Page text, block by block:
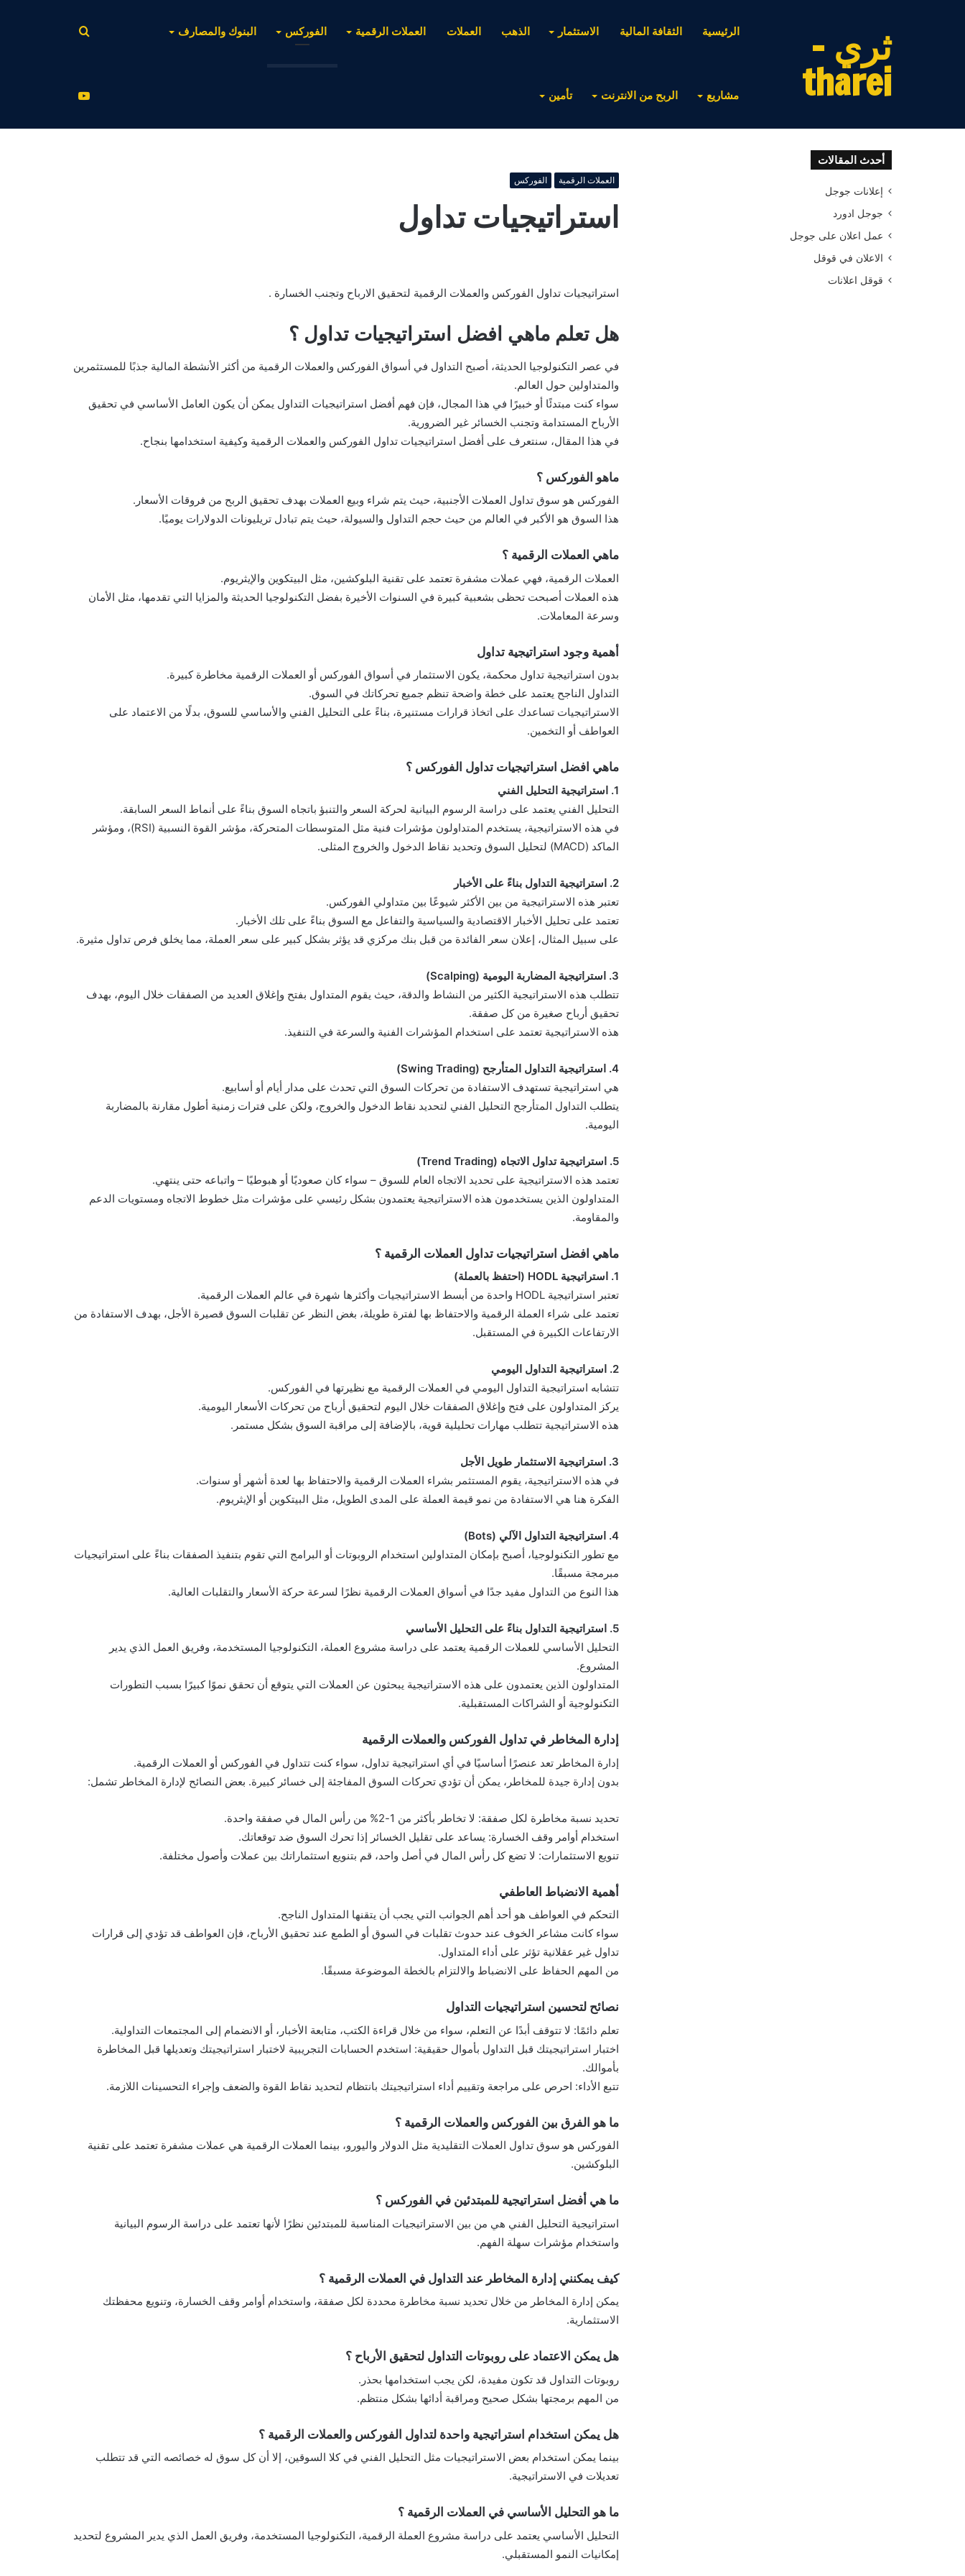
ثري -
tharei
الرئيسية الثقافة المالية الاستثمار الذهب العملات العملات الرقمية الفوركس البنوك والمصارف
مشاريع الربح من الانترنت تأمين عن
العملات الرقمية الفوركس
استراتيجيات تداول
استراتيجيات تداول الفوركس والعملات الرقمية لتحقيق الارباح وتجنب الخسارة .
هل تعلم ماهي افضل استراتيجيات تداول ؟
في عصر التكنولوجيا الحديثة، أصبح التداول في أسواق الفوركس والعملات الرقمية من أكثر الأنشطة المالية جذبًا للمستثمرين
والمتداولين حول العالم.
سواء كنت مبتدئًا أو خبيرًا في هذا المجال، فإن فهم أفضل استراتيجيات التداول يمكن أن يكون العامل الأساسي في تحقيق
الأرباح المستدامة وتجنب الخسائر غير الضرورية.
في هذا المقال، سنتعرف على أفضل استراتيجيات تداول الفوركس والعملات الرقمية وكيفية استخدامها بنجاح.
ماهو الفوركس ؟
الفوركس هو سوق تداول العملات الأجنبية، حيث يتم شراء وبيع العملات بهدف تحقيق الربح من فروقات الأسعار.
هذا السوق هو الأكبر في العالم من حيث حجم التداول والسيولة، حيث يتم تبادل تريليونات الدولارات يوميًا.
ماهي العملات الرقمية ؟
العملات الرقمية، فهي عملات مشفرة تعتمد على تقنية البلوكشين، مثل البيتكوين والإيثريوم.
هذه العملات أصبحت تحظى بشعبية كبيرة في السنوات الأخيرة بفضل التكنولوجيا الحديثة والمزايا التي تقدمها، مثل الأمان
وسرعة المعاملات.
أهمية وجود استراتيجية تداول
بدون استراتيجية تداول محكمة، يكون الاستثمار في أسواق الفوركس أو العملات الرقمية مخاطرة كبيرة.
التداول الناجح يعتمد على خطة واضحة تنظم جميع تحركاتك في السوق.
الاستراتيجيات تساعدك على اتخاذ قرارات مستنيرة، بناءً على التحليل الفني والأساسي للسوق، بدلًا من الاعتماد على
العواطف أو التخمين.
ماهي افضل استراتيجيات تداول الفوركس ؟
1. استراتيجية التحليل الفني
التحليل الفني يعتمد على دراسة الرسوم البيانية لحركة السعر والتنبؤ باتجاه السوق بناءً على أنماط السعر السابقة.
في هذه الاستراتيجية، يستخدم المتداولون مؤشرات فنية مثل المتوسطات المتحركة، مؤشر القوة النسبية (RSI)، ومؤشر
الماكد (MACD) لتحليل السوق وتحديد نقاط الدخول والخروج المثلى.
2. استراتيجية التداول بناءً على الأخبار
تعتبر هذه الاستراتيجية من بين الأكثر شيوعًا بين متداولي الفوركس.
تعتمد على تحليل الأخبار الاقتصادية والسياسية والتفاعل مع السوق بناءً على تلك الأخبار.
على سبيل المثال، إعلان سعر الفائدة من قبل بنك مركزي قد يؤثر بشكل كبير على سعر العملة، مما يخلق فرص تداول مثيرة.
3. استراتيجية المضاربة اليومية (Scalping)
تتطلب هذه الاستراتيجية الكثير من النشاط والدقة، حيث يقوم المتداول بفتح وإغلاق العديد من الصفقات خلال اليوم، بهدف
تحقيق أرباح صغيرة من كل صفقة.
هذه الاستراتيجية تعتمد على استخدام المؤشرات الفنية والسرعة في التنفيذ.
4. استراتيجية التداول المتأرجح (Swing Trading)
هي استراتيجية تستهدف الاستفادة من تحركات السوق التي تحدث على مدار أيام أو أسابيع.
يتطلب التداول المتأرجح التحليل الفني لتحديد نقاط الدخول والخروج، ولكن على فترات زمنية أطول مقارنة بالمضاربة
اليومية.
5. استراتيجية تداول الاتجاه (Trend Trading)
تعتمد هذه الاستراتيجية على تحديد الاتجاه العام للسوق – سواء كان صعوديًا أو هبوطيًا – واتباعه حتى ينتهي.
المتداولون الذين يستخدمون هذه الاستراتيجية يعتمدون بشكل رئيسي على مؤشرات مثل خطوط الاتجاه ومستويات الدعم
والمقاومة.
ماهي افضل استراتيجيات تداول العملات الرقمية ؟
1. استراتيجية HODL (احتفظ بالعملة)
تعتبر استراتيجية HODL واحدة من أبسط الاستراتيجيات وأكثرها شهرة في عالم العملات الرقمية.
تعتمد على شراء العملة الرقمية والاحتفاظ بها لفترة طويلة، بغض النظر عن تقلبات السوق قصيرة الأجل، بهدف الاستفادة من
الارتفاعات الكبيرة في المستقبل.
2. استراتيجية التداول اليومي
تتشابه استراتيجية التداول اليومي في العملات الرقمية مع نظيرتها في الفوركس.
يركز المتداولون على فتح وإغلاق الصفقات خلال اليوم لتحقيق أرباح من تحركات الأسعار اليومية.
هذه الاستراتيجية تتطلب مهارات تحليلية قوية، بالإضافة إلى مراقبة السوق بشكل مستمر.
3. استراتيجية الاستثمار طويل الأجل
في هذه الاستراتيجية، يقوم المستثمر بشراء العملات الرقمية والاحتفاظ بها لعدة أشهر أو سنوات.
الفكرة هنا هي الاستفادة من نمو قيمة العملة على المدى الطويل، مثل البيتكوين أو الإيثريوم.
4. استراتيجية التداول الآلي (Bots)
مع تطور التكنولوجيا، أصبح بإمكان المتداولين استخدام الروبوتات أو البرامج التي تقوم بتنفيذ الصفقات بناءً على استراتيجيات
مبرمجة مسبقًا.
هذا النوع من التداول مفيد جدًا في أسواق العملات الرقمية نظرًا لسرعة حركة الأسعار والتقلبات العالية.
5. استراتيجية التداول بناءً على التحليل الأساسي
التحليل الأساسي للعملات الرقمية يعتمد على دراسة مشروع العملة، التكنولوجيا المستخدمة، وفريق العمل الذي يدير
المشروع.
المتداولون الذين يعتمدون على هذه الاستراتيجية يبحثون عن العملات التي يتوقع أن تحقق نموًا كبيرًا بسبب التطورات
التكنولوجية أو الشراكات المستقبلية.
إدارة المخاطر في تداول الفوركس والعملات الرقمية
إدارة المخاطر تعد عنصرًا أساسيًا في أي استراتيجية تداول، سواء كنت تتداول في الفوركس أو العملات الرقمية.
بدون إدارة جيدة للمخاطر، يمكن أن تؤدي تحركات السوق المفاجئة إلى خسائر كبيرة. بعض النصائح لإدارة المخاطر تشمل:
تحديد نسبة مخاطرة لكل صفقة: لا تخاطر بأكثر من 1-2% من رأس المال في صفقة واحدة.
استخدام أوامر وقف الخسارة: يساعد على تقليل الخسائر إذا تحرك السوق ضد توقعاتك.
تنويع الاستثمارات: لا تضع كل رأس المال في أصل واحد، قم بتنويع استثماراتك بين عملات وأصول مختلفة.
أهمية الانضباط العاطفي
التحكم في العواطف هو أحد أهم الجوانب التي يجب أن يتقنها المتداول الناجح.
سواء كانت مشاعر الخوف عند حدوث تقلبات في السوق أو الطمع عند تحقيق الأرباح، فإن العواطف قد تؤدي إلى قرارات
تداول غير عقلانية تؤثر على أداء المتداول.
من المهم الحفاظ على الانضباط والالتزام بالخطة الموضوعة مسبقًا.
نصائح لتحسين استراتيجيات التداول
تعلم دائمًا: لا تتوقف أبدًا عن التعلم، سواء من خلال قراءة الكتب، متابعة الأخبار، أو الانضمام إلى المجتمعات التداولية.
اختبار استراتيجيتك قبل التداول بأموال حقيقية: استخدم الحسابات التجريبية لاختبار استراتيجيتك وتعديلها قبل المخاطرة
بأموالك.
تتبع الأداء: احرص على مراجعة وتقييم أداء استراتيجيتك بانتظام لتحديد نقاط القوة والضعف وإجراء التحسينات اللازمة.
ما هو الفرق بين الفوركس والعملات الرقمية ؟
الفوركس هو سوق تداول العملات التقليدية مثل الدولار واليورو، بينما العملات الرقمية هي عملات مشفرة تعتمد على تقنية
البلوكشين.
ما هي أفضل استراتيجية للمبتدئين في الفوركس ؟
استراتيجية التحليل الفني هي من بين الاستراتيجيات المناسبة للمبتدئين نظرًا لأنها تعتمد على دراسة الرسوم البيانية
واستخدام مؤشرات سهلة الفهم.
كيف يمكنني إدارة المخاطر عند التداول في العملات الرقمية ؟
يمكن إدارة المخاطر من خلال تحديد نسبة مخاطرة محددة لكل صفقة، واستخدام أوامر وقف الخسارة، وتنويع محفظتك
الاستثمارية.
هل يمكن الاعتماد على روبوتات التداول لتحقيق الأرباح ؟
روبوتات التداول قد تكون مفيدة، لكن يجب استخدامها بحذر.
من المهم برمجتها بشكل صحيح ومراقبة أدائها بشكل منتظم.
هل يمكن استخدام استراتيجية واحدة لتداول الفوركس والعملات الرقمية ؟
بينما يمكن استخدام بعض الاستراتيجيات مثل التحليل الفني في كلا السوقين، إلا أن كل سوق له خصائصه التي قد تتطلب
تعديلات في الاستراتيجية.
ما هو التحليل الأساسي في العملات الرقمية ؟
التحليل الأساسي يعتمد على دراسة مشروع العملة الرقمية، التكنولوجيا المستخدمة، وفريق العمل الذي يدير المشروع لتحديد
إمكانيات النمو المستقبلي.
أحدث المقالات
إعلانات جوجل
جوجل ادورد
عمل اعلان على جوجل
الاعلان في قوقل
قوقل اعلانات